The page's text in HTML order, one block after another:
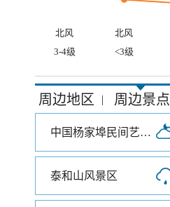
北风 北风
3-4级
<3级
周边地区 | 周边景点
中国杨家埠民间艺术大观园
泰和山风景区